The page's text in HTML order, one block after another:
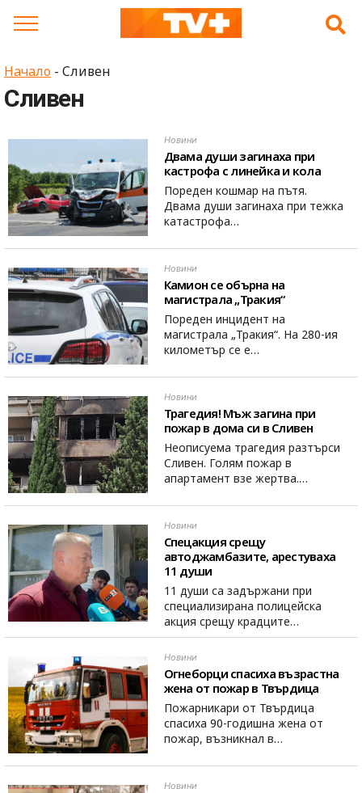
Начало - Сливен
Сливен
Новини
Двама души загинаха при
кастрофа с линейка и кола
Пореден кошмар на пътя.
Двама души загинаха при тежка
катастрофа…
Новини
Камион се обърна на
магистрала „Тракия“
Пореден инцидент на
магистрала „Тракия“. На 280-ия
километър се е…
Новини
Трагедия! Мъж загина при
пожар в дома си в Сливен
Неописуема трагедия разтърси
Сливен. Голям пожар в
апартамент взе жертва.…
Новини
Спецакция срещу
автоджамбазите, арестуваха
11 души
11 души са задържани при
специализирана полицейска
акция срещу крадците…
Новини
Огнеборци спасиха възрастна
жена от пожар в Твърдица
Пожарникари от Твърдица
спасиха 90-годишна жена от
пожар, възникнал в…
Новини